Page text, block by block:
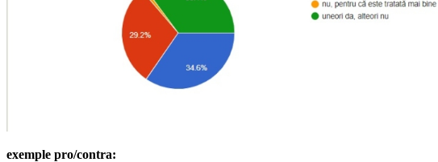
exemple pro/contra: